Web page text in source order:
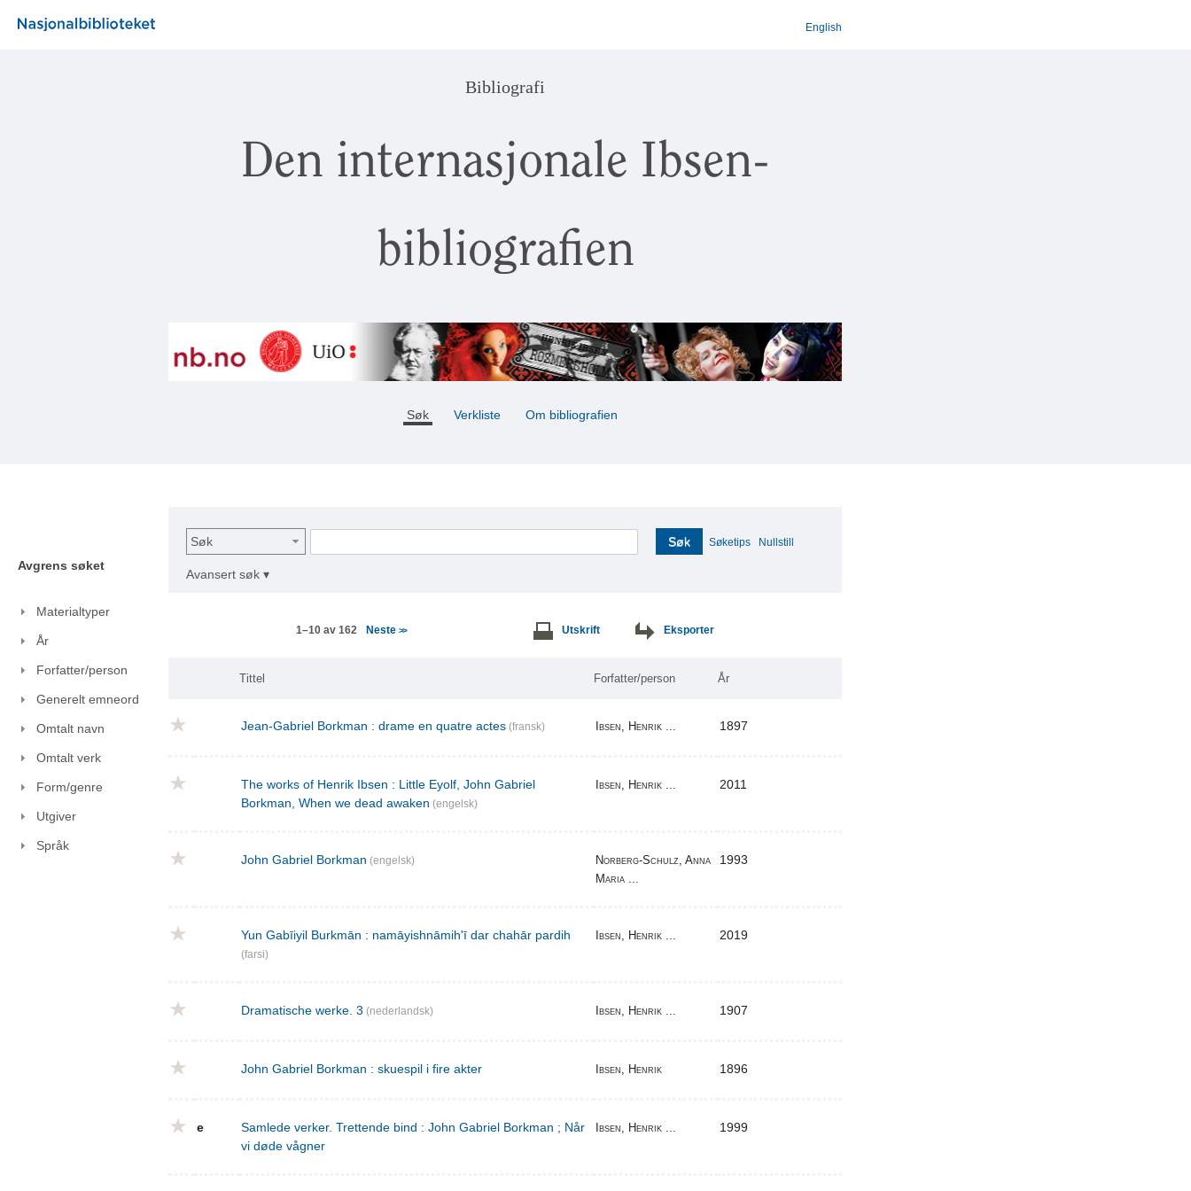
English
Bibliografi
Den internasjonale Ibsen-
bibliografien
Søk Verkliste Om bibliografien
Avgrens søket
Materialtyper
År
Forfatter/person
Generelt emneord
Omtalt navn
Omtalt verk
Form/genre
Utgiver
Språk
Søk Søk Søketips Nullstill
Avansert søk ▾
1–10 av 162 Neste >> Utskrift Eksporter
Tittel Forfatter/person År
Jean-Gabriel Borkman : drame en quatre actes (fransk) Ibsen, Henrik ... 1897
The works of Henrik Ibsen : Little Eyolf, John Gabriel
Borkman, When we dead awaken (engelsk)
Ibsen, Henrik ... 2011
John Gabriel Borkman (engelsk)
Norberg-Schulz, Anna
Maria ...
1993
Yun Gabīiyil Burkmān : namāyishnāmihʹī dar chahār pardih
(farsi)
Ibsen, Henrik ... 2019
Dramatische werke. 3 (nederlandsk) Ibsen, Henrik ... 1907
John Gabriel Borkman : skuespil i fire akter Ibsen, Henrik 1896
e
Samlede verker. Trettende bind : John Gabriel Borkman ; Når
vi døde vågner
Ibsen, Henrik ... 1999